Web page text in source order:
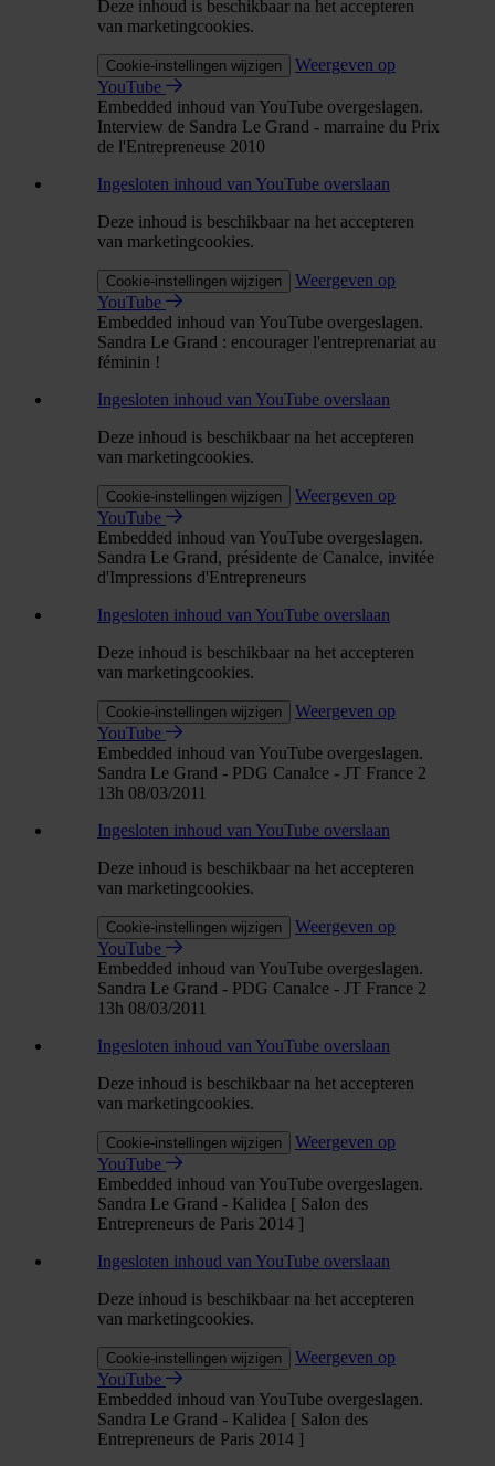
Deze inhoud is beschikbaar na het accepteren
van marketingcookies.
Cookie-instellingen wijzigen
Weergeven op
YouTube
Embedded inhoud van YouTube overgeslagen.
Interview de Sandra Le Grand - marraine du Prix
de l'Entrepreneuse 2010
Ingesloten inhoud van YouTube overslaan
Deze inhoud is beschikbaar na het accepteren
van marketingcookies.
Cookie-instellingen wijzigen
Weergeven op
YouTube
Embedded inhoud van YouTube overgeslagen.
Sandra Le Grand : encourager l'entreprenariat au
féminin !
Ingesloten inhoud van YouTube overslaan
Deze inhoud is beschikbaar na het accepteren
van marketingcookies.
Cookie-instellingen wijzigen
Weergeven op
YouTube
Embedded inhoud van YouTube overgeslagen.
Sandra Le Grand, présidente de Canalce, invitée
d'Impressions d'Entrepreneurs
Ingesloten inhoud van YouTube overslaan
Deze inhoud is beschikbaar na het accepteren
van marketingcookies.
Cookie-instellingen wijzigen
Weergeven op
YouTube
Embedded inhoud van YouTube overgeslagen.
Sandra Le Grand - PDG Canalce - JT France 2
13h 08/03/2011
Ingesloten inhoud van YouTube overslaan
Deze inhoud is beschikbaar na het accepteren
van marketingcookies.
Cookie-instellingen wijzigen
Weergeven op
YouTube
Embedded inhoud van YouTube overgeslagen.
Sandra Le Grand - PDG Canalce - JT France 2
13h 08/03/2011
Ingesloten inhoud van YouTube overslaan
Deze inhoud is beschikbaar na het accepteren
van marketingcookies.
Cookie-instellingen wijzigen
Weergeven op
YouTube
Embedded inhoud van YouTube overgeslagen.
Sandra Le Grand - Kalidea [ Salon des
Entrepreneurs de Paris 2014 ]
Ingesloten inhoud van YouTube overslaan
Deze inhoud is beschikbaar na het accepteren
van marketingcookies.
Cookie-instellingen wijzigen
Weergeven op
YouTube
Embedded inhoud van YouTube overgeslagen.
Sandra Le Grand - Kalidea [ Salon des
Entrepreneurs de Paris 2014 ]